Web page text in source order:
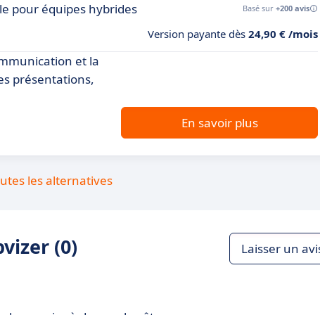
pour équipes hybrides Basé sur +200 avis
Version payante dès 24,90 € /mois
et la
présentations,
En savoir plus
les alternatives
(0) Laisser un